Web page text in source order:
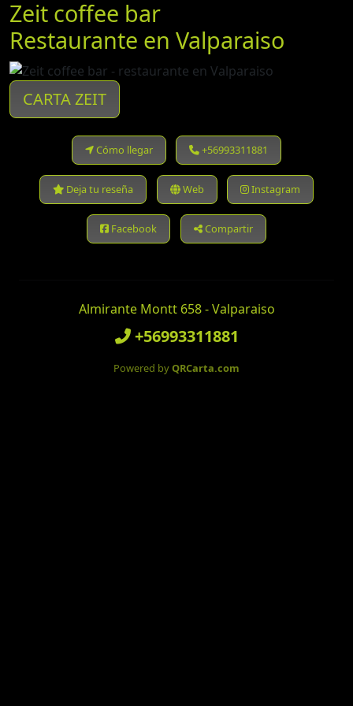
Zeit coffee bar
Restaurante en Valparaiso
CARTA ZEIT
Cómo llegar +56993311881
Deja tu reseña Web Instagram
Facebook Compartir
Almirante Montt 658 - Valparaiso
+56993311881
Powered byQRCarta.com